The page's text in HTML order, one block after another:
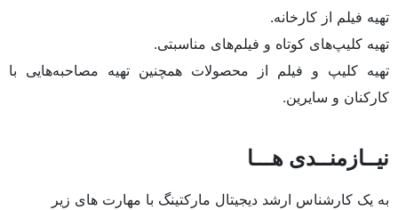
تهیه فیلم از کارخانه.
تهیه کلیپ‌های کوتاه و فیلم‌های مناسبتی.
تهیه کلیپ و فیلم از محصولات همچنین تهیه مصاحبه‌هایی با
کارکنان و سایرین.
نیــازمنــدی هـــا
به یک کارشناس ارشد دیجیتال مارکتینگ با مهارت های زیر